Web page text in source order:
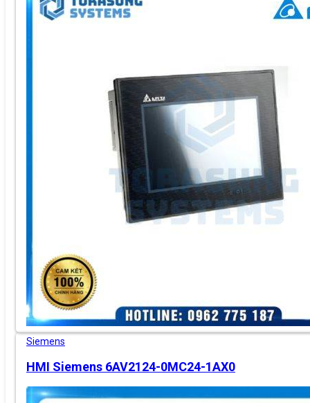
Siemens
HMI Siemens 6AV2124-0MC24-1AX0